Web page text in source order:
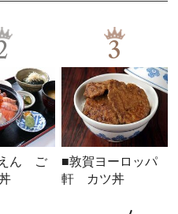
ん ご
3
■敦賀ヨーロッパ
軒 カツ丼